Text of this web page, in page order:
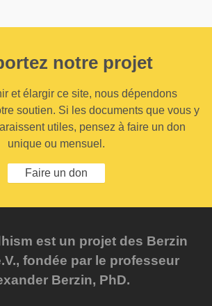
notre projet
et élargir ce site, nous dépendons
soutien. Si les documents que vous y
utiles, pensez à faire un don
unique ou mensuel.
Faire un don
est un projet des Berzin
fondée par le professeur
Berzin, PhD.